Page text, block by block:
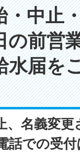
・中止
の前営
水届を
、名義変
話での受